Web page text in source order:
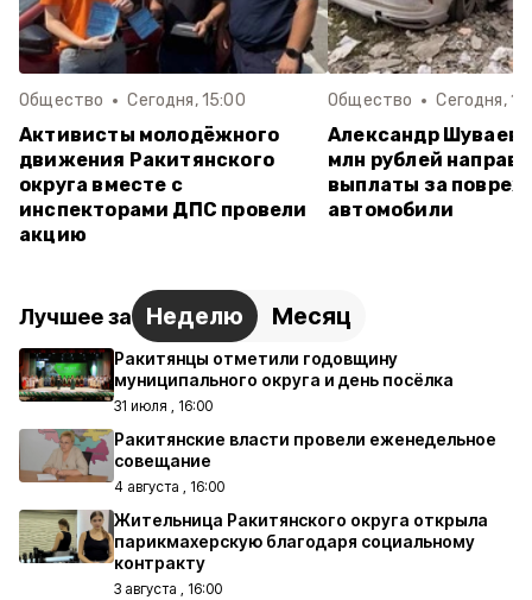
Общество Сегодня, 15:00
Активисты молодёжного
движения Ракитянского
округа вместе с
инспекторами ДПС провели
акцию
Общество Сегодня,
Александр
млн рублей
выплаты за
автомобили
Лучшее за Неделю Месяц
Ракитянцы отметили годовщину
муниципального округа и день посёлка
31 июля , 16:00
Ракитянские власти провели еженедельное
совещание
4 августа , 16:00
Жительница Ракитянского округа открыла
парикмахерскую благодаря социальному
контракту
3 августа , 16:00